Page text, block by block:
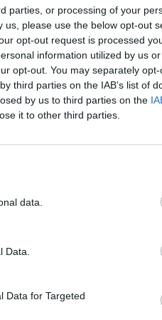
parties, or processing of your
please use the below opt-out
opt-out request is processed
information utilized by us
opt-out. You may separately
third parties on the IAB’s list of
by us to third parties on the
it to other third parties.
data.
Data.
Data for Targeted
stále přibývá, jiné
které jsou stále
se budeme snažit,
oblasti by protokol
prostředek v
roku 2005 – pozn.
mít dobré důvody,
vrstvu silný
v chladicích
nich by se ale mohlo
se jim museli
...
o vyřešenou věc, o